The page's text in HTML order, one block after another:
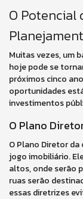
O Potencial
Muitas vezes, um
hoje pode se
próximos cinco
oportunidades
investimentos
O Plano
O Plano Diretor
jogo imobiliário.
altos, onde serão
ruas serão
essas diretrizes